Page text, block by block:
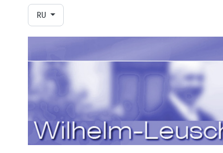
Выберите язык
RU